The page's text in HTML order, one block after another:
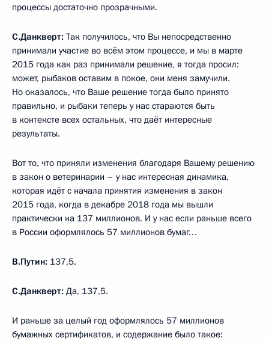
процессы достаточно прозрачными.
С.Данкверт: Так получилось, что Вы непосредственно
принимали участие во всём этом процессе, и мы в марте
2015 года как раз принимали решение, я тогда просил:
может, рыбаков оставим в покое, они меня замучили.
Но оказалось, что Ваше решение тогда было принято
правильно, и рыбаки теперь у нас стараются быть
в контексте всех остальных, что даёт интересные
результаты.
Вот то, что приняли изменения благодаря Вашему решению
в закон о ветеринарии – у нас интересная динамика,
которая идёт с начала принятия изменения в закон
2015 года, когда в декабре 2018 года мы вышли
практически на 137 миллионов. И у нас если раньше всего
в России оформлялось 57 миллионов бумаг…
В.Путин: 137,5.
С.Данкверт: Да, 137,5.
И раньше за целый год оформлялось 57 миллионов
бумажных сертификатов, и содержание было такое: